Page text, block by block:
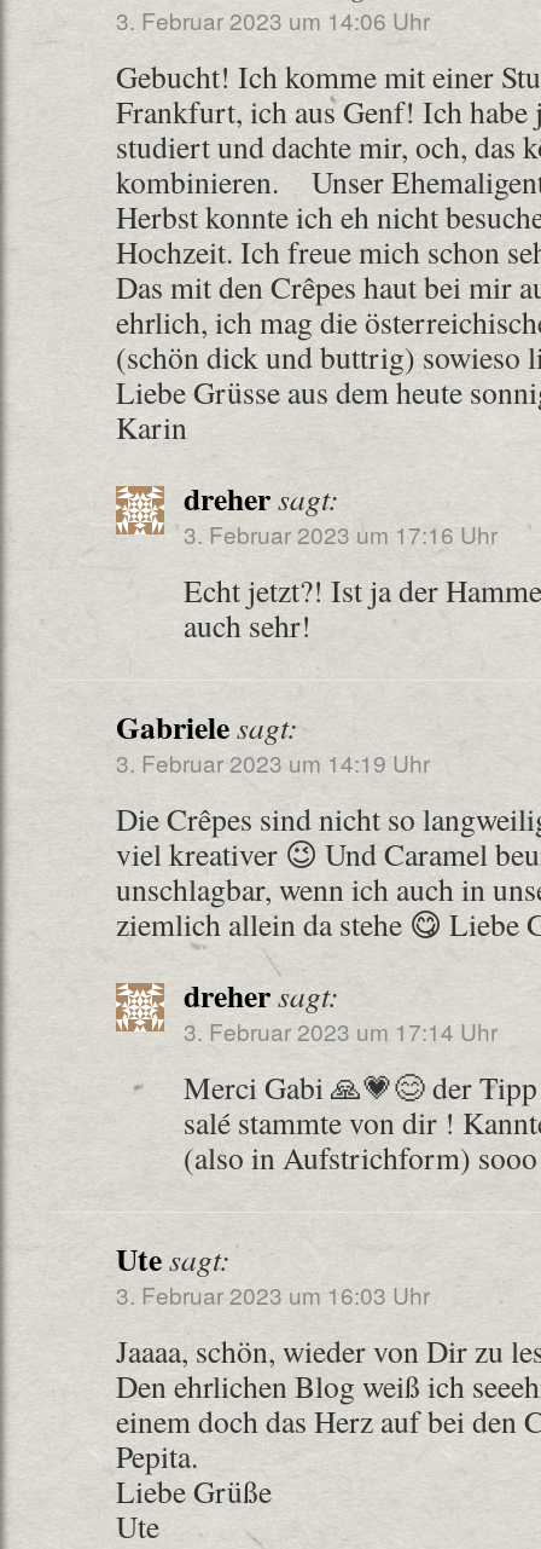
3. Februar 2023 um 14:06 Uhr
Gebucht! Ich komme mit einer
Frankfurt, ich aus Genf! Ich habe
studiert und dachte mir, och, das
kombinieren.
Unser
Herbst konnte ich eh nicht
Hochzeit. Ich freue mich schon
Das mit den Crêpes haut bei mir
ehrlich, ich mag die
(schön dick und buttrig) sowieso
Liebe Grüsse aus dem heute
Karin
drehersagt:
3. Februar 2023 um 17:16 Uhr
Echt jetzt?! Ist ja der
auch sehr!
Gabrielesagt:
3. Februar 2023 um 14:19 Uhr
Die Crêpes sind nicht so
viel kreativer 😉 Und Caramel
unschlagbar, wenn ich auch in
ziemlich allein da stehe 😋 Liebe
drehersagt:
3. Februar 2023 um 17:14 Uhr
Merci Gabi 🙏💗😊 der
salé stammte von dir !
(also in Aufstrichform)
Utesagt:
3. Februar 2023 um 16:03 Uhr
Jaaaa, schön, wieder von Dir zu
Den ehrlichen Blog weiß ich
einem doch das Herz auf bei den
Pepita.
Liebe Grüße
Ute